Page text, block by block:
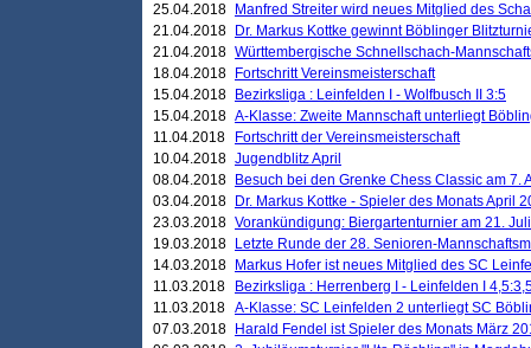
25.04.2018
Manfred Streiter wird neues Mitglied des
21.04.2018
Dr. Markus Kottke gewinnt Böblinger
21.04.2018 Württembergische Schnellschach-
18.04.2018
Fortschritt Vereinsmeisterschaft
15.04.2018
Bezirksliga : Leinfelden I - Wolfbusch II 3:5
15.04.2018 A-Klasse: Zweite Mannschaft unterliegt
11.04.2018
Fortschritt der Vereinsmeisterschaft
10.04.2018 Jugendblitz April
08.04.2018
Besuch bei den Grenke Chess Classic am 7.
03.04.2018
Dr. Markus Kottke - Spieler des Monats April
23.03.2018 Vorankündigung: Biergartenturnier am 21.
19.03.2018
Letzte Runde der 28. Senioren-
14.03.2018
Markus Hofer ist neues Mitglied des SC
11.03.2018
Bezirksliga : Herrenberg I - Leinfelden I
11.03.2018 A-Klasse: SC Leinfelden 2 unterliegt SC
07.03.2018
Harald Fendel ist Spieler des Monats März